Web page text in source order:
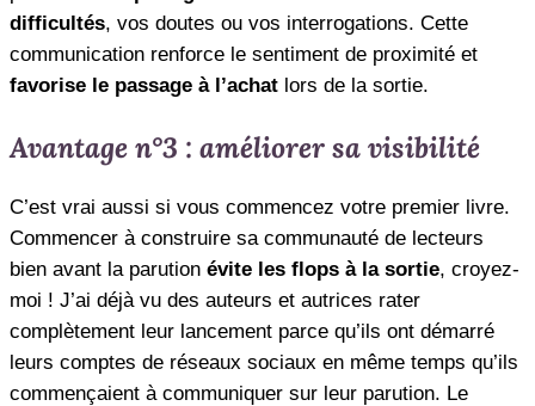
difficultés, vos doutes ou vos interrogations. Cette
communication renforce le sentiment de proximité et
favorise le passage à l’achat lors de la sortie.
Avantage n°3 : améliorer sa visibilité
C’est vrai aussi si vous commencez votre premier livre.
Commencer à construire sa communauté de lecteurs
bien avant la parution évite les flops à la sortie, croyez-
moi ! J’ai déjà vu des auteurs et autrices rater
complètement leur lancement parce qu’ils ont démarré
leurs comptes de réseaux sociaux en même temps qu’ils
commençaient à communiquer sur leur parution. Le